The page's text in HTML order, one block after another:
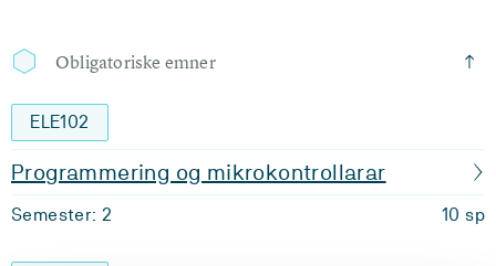
Obligatoriske emner
ELE102
Programmering og mikrokontrollarar
Semester: 2 10 sp